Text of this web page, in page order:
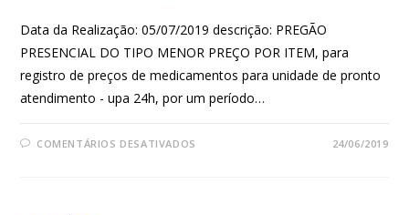
Data da Realização: 05/07/2019 descrição: PREGÃO
PRESENCIAL DO TIPO MENOR PREÇO POR ITEM, para
registro de preços de medicamentos para unidade de pronto
atendimento - upa 24h, por um período…
COMENTÁRIOS DESATIVADOS 24/06/2019